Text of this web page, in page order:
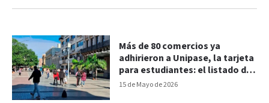
15 de Mayo de 2026
Más de 80 comercios ya
adhirieron a Unipase, la tarjeta
para estudiantes: el listado de
locales